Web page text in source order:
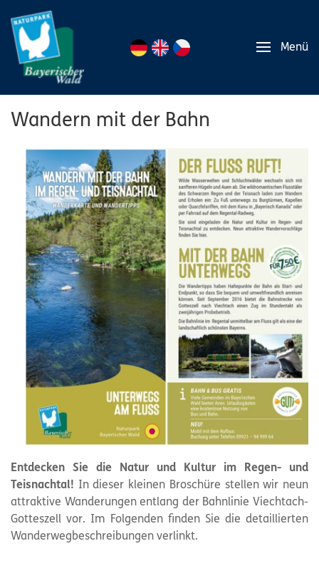
Menü
Wandern mit der Bahn
Entdecken Sie die Natur und Kultur im Regen- und
Teisnachtal! In dieser kleinen Broschüre stellen wir neun
attraktive Wanderungen entlang der Bahnlinie Viechtach-
Gotteszell vor. Im Folgenden finden Sie die detaillierten
Wanderwegbeschreibungen verlinkt.